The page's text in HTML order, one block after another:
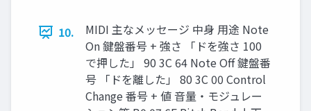
10.
MIDI 主なメッセージ 中身 用途 Note
On 鍵盤番号 + 強さ 「ドを強さ 100
で押した」 90 3C 64 Note Off 鍵盤番
号 「ドを離した」 80 3C 00 Control
Change 番号 + 値 音量・モジュレー